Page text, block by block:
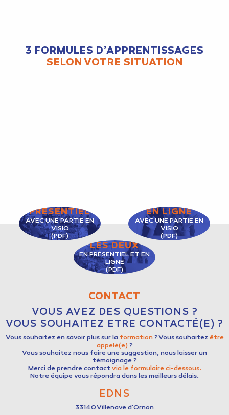
3 FORMULES D’APPRENTISSAGES
SELON VOTRE SITUATION
PRÉSENTIEL
AVEC UNE PARTIE EN
VISIO
(PDF)
EN LIGNE
AVEC UNE PARTIE EN
VISIO
(PDF)
LES DEUX
EN PRÉSENTIEL ET EN
LIGNE
(PDF)
CONTACT
VOUS AVEZ DES QUESTIONS ?
VOUS SOUHAITEZ ETRE CONTACTÉ(E) ?
Vous souhaitez en savoir plus sur laformation ? Vous souhaitez être
appelé(e)?
Vous souhaitez nous faire une suggestion, nous laisser un
témoignage ?
Merci de prendre contactvia le formulaire ci-dessous.
Notre équipe vous répondra dans les meilleurs délais.
EDNS
33140Villenave d'Ornon